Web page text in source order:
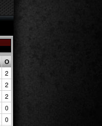
О
2
2
2
0
0